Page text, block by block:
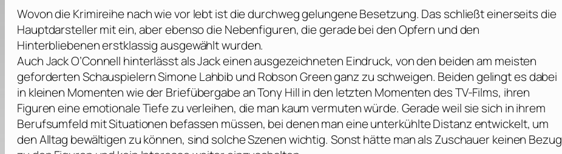
Wovon die Krimireihe nach wie vor lebt ist die durchweg gelungene Besetzung. Das schließt einerseits die
Hauptdarsteller mit ein, aber ebenso die Nebenfiguren, die gerade bei den Opfern und den
Hinterbliebenen erstklassig ausgewählt wurden.
AuchJack O’Connell hinterlässt als Jack einen ausgezeichneten Eindruck, von den beiden am meisten
geforderten SchauspielernSimone Lahbibund Robson Greenganz zu schweigen. Beiden gelingt es dabei
in kleinen Momenten wie der Briefübergabe an Tony Hill in den letzten Momenten des TV-Films, ihren
Figuren eine emotionale Tiefe zu verleihen, die man kaum vermuten würde. Gerade weil sie sich in ihrem
Berufsumfeld mit Situationen befassen müssen, bei denen man eine unterkühlte Distanz entwickelt, um
den Alltag bewältigen zu können, sind solche Szenen wichtig. Sonst hätte man als Zuschauer keinen Bezug